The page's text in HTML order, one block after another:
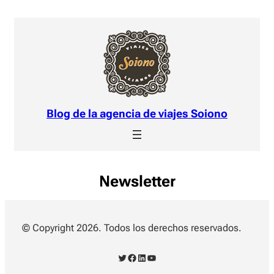
Blog de la agencia de viajes Soiono
Newsletter
© Copyright 2026. Todos los derechos reservados.
Twitter Facebook LinkedIn YouTube